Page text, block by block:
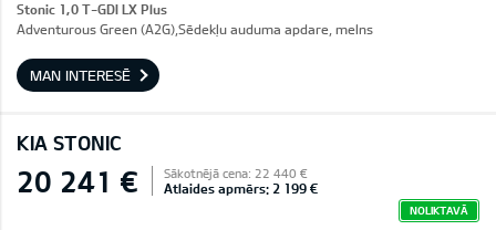
Stonic 1,0 T-GDI LX Plus
Adventurous Green (A2G),Sēdekļu auduma apdare, melns
MAN INTERESĒ
KIA STONIC
20 241 € Sākotnējā cena: 22 440 €
Atlaides apmērs: 2 199 €
NOLIKTAVĀ